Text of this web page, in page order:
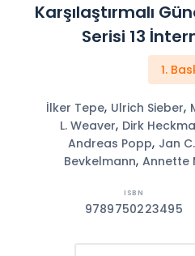
Karşılaştırmalı
Serisi 13
1.
İlker Tepe, Ulrich Sieber,
L. Weaver, Dirk
Andreas Popp, Jan
Bevkelmann, Annette
9789750223495